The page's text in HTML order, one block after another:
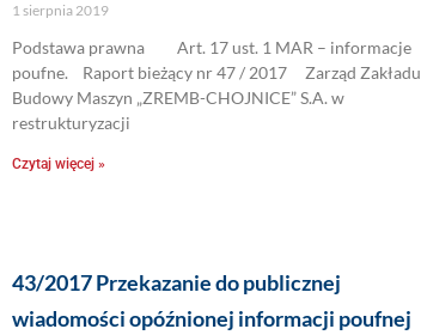
1 sierpnia 2019
Podstawa prawna Art. 17 ust. 1 MAR – informacje
poufne. Raport bieżący nr 47 / 2017 Zarząd Zakładu
Budowy Maszyn „ZREMB-CHOJNICE” S.A. w
restrukturyzacji
Czytaj więcej »
43/2017 Przekazanie do publicznej
wiadomości opóźnionej informacji poufnej